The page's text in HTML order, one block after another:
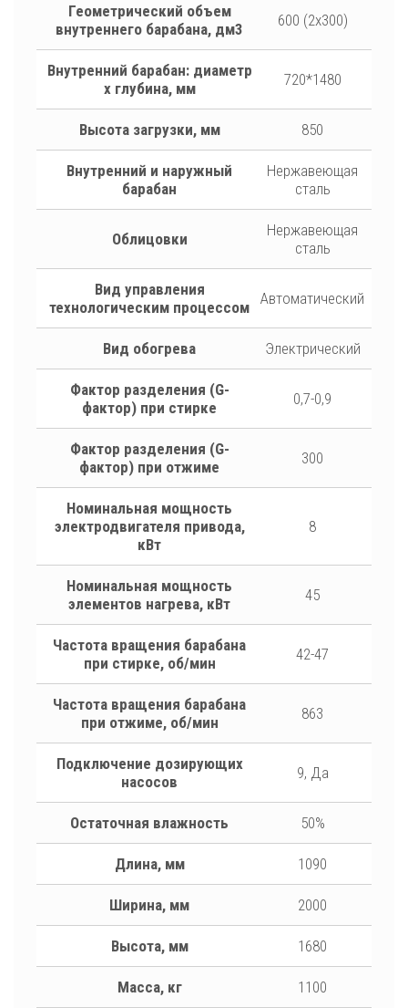
Геометрический объем
внутреннего барабана, дм3
600 (2х300)
Внутренний барабан: диаметр
х глубина, мм
720*1480
Высота загрузки, мм 850
Внутренний и наружный
барабан
Нержавеющая
сталь
Облицовки
Нержавеющая
сталь
Вид управления
технологическим процессом Автоматический
Вид обогрева Электрический
Фактор разделения (G-
фактор) при стирке
0,7-0,9
Фактор разделения (G-
фактор) при отжиме
300
Номинальная мощность
электродвигателя привода,
кВт
8
Номинальная мощность
элементов нагрева, кВт
45
Частота вращения барабана
при стирке, об/мин
42-47
Частота вращения барабана
при отжиме, об/мин
863
Подключение дозирующих
насосов
9, Да
Остаточная влажность 50%
Длина, мм 1090
Ширина, мм 2000
Высота, мм 1680
Масса, кг 1100